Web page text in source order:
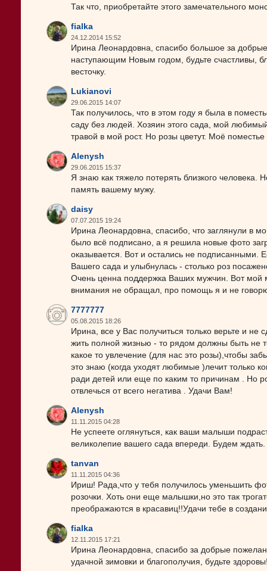
Так что, приобретайте этого замечательного
fialka
24.12.2014 15:52
Ирина Леонардовна, спасибо большое за
наступающим Новым годом, будьте счастливы,
весточку.
Lukianovi
29.06.2015 14:07
Так получилось, что в этом году я была в
саду без людей. Хозяин этого сада, мой
травой в мой рост. Но розы цветут. Моё
Alenysh
29.06.2015 15:37
Я знаю как тяжело потерять близкого человека.
память вашему мужу.
daisy
07.07.2015 19:24
Ирина Леонардовна, спасибо, что заглянули в
было всё подписано, а я решила новые фото
оказывается. Вот и остались не подписанными.
Вашего сада и улыбнулась - столько роз
Очень ценна поддержка Ваших мужчин. Вот мой
внимания не обращал, про помощь я и не
7777777
05.08.2015 18:26
Ирина, все у Вас получиться только верьте и
жить полной жизнью - то рядом должны быть не
какое то увлечение (для нас это розы),чтобы
это знаю (когда уходят любимые )лечит только
ради детей или еще по каким то причинам . Но
отвлечься от всего негатива . Удачи Вам!
Alenysh
11.11.2015 04:28
Не успеете оглянуться, как ваши малыши
великолепие вашего сада впереди. Будем ждать.
tanvan
11.11.2015 04:36
Ириш! Рада,что у тебя получилось уменьшить
розочки. Хоть они еще малышки,но это так
преображаются в красавиц!!Удачи тебе в
fialka
12.11.2015 17:21
Ирина Леонардовна, спасибо за добрые
удачной зимовки и благополучия, будьте